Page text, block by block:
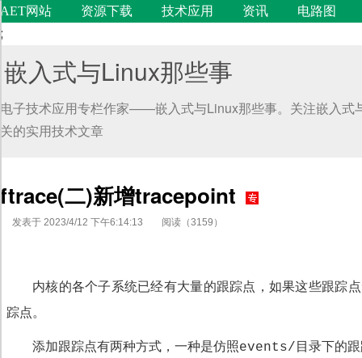
AET网站 资源下载 技术应用 资讯
电路图
;
嵌入式与Linux那些事
电子技术应用专栏作家——嵌入式与Linux那些事。关注嵌入式
关的实用技术文章
ftrace(二)新增tracepoint
发表于 2023/4/12 下午6:14:13 阅读（3159）
内核的各个子系统已经有大量的跟踪点，如果这些跟踪
踪点。
添加跟踪点有两种方式，一种是仿照events/ 目录下的